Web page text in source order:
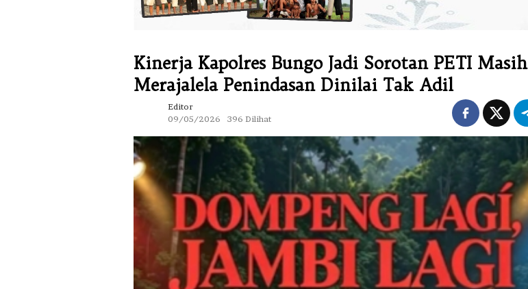
Kinerja Kapolres Bungo Jadi Sorotan PETI Masih
Merajalela Penindasan Dinilai Tak Adil
Editor
09/05/2026
396 Dilihat